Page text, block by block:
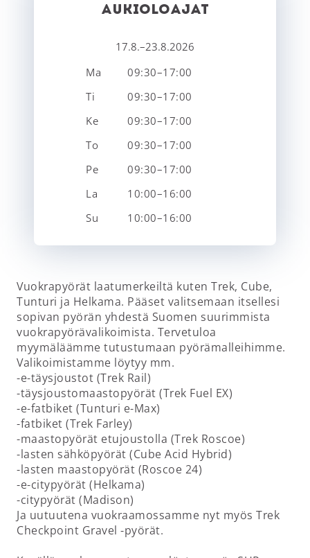
AUKIOLOAJAT
17.8.–23.8.2026
Ma
09:30–17:00
Ti
09:30–17:00
Ke
09:30–17:00
To
09:30–17:00
Pe
09:30–17:00
La
10:00–16:00
Su
10:00–16:00
Vuokrapyörät laatumerkeiltä kuten Trek, Cube,
Tunturi ja Helkama. Pääset valitsemaan itsellesi
sopivan pyörän yhdestä Suomen suurimmista
vuokrapyörävalikoimista. Tervetuloa
myymäläämme tutustumaan pyörämalleihimme.
Valikoimistamme löytyy mm.
-e-täysjoustot (Trek Rail)
-täysjoustomaastopyörät (Trek Fuel EX)
-e-fatbiket (Tunturi e-Max)
-fatbiket (Trek Farley)
-maastopyörät etujoustolla (Trek Roscoe)
-lasten sähköpyörät (Cube Acid Hybrid)
-lasten maastopyörät (Roscoe 24)
-e-citypyörät (Helkama)
-citypyörät (Madison)
Ja uutuutena vuokraamossamme nyt myös Trek
Checkpoint Gravel -pyörät.